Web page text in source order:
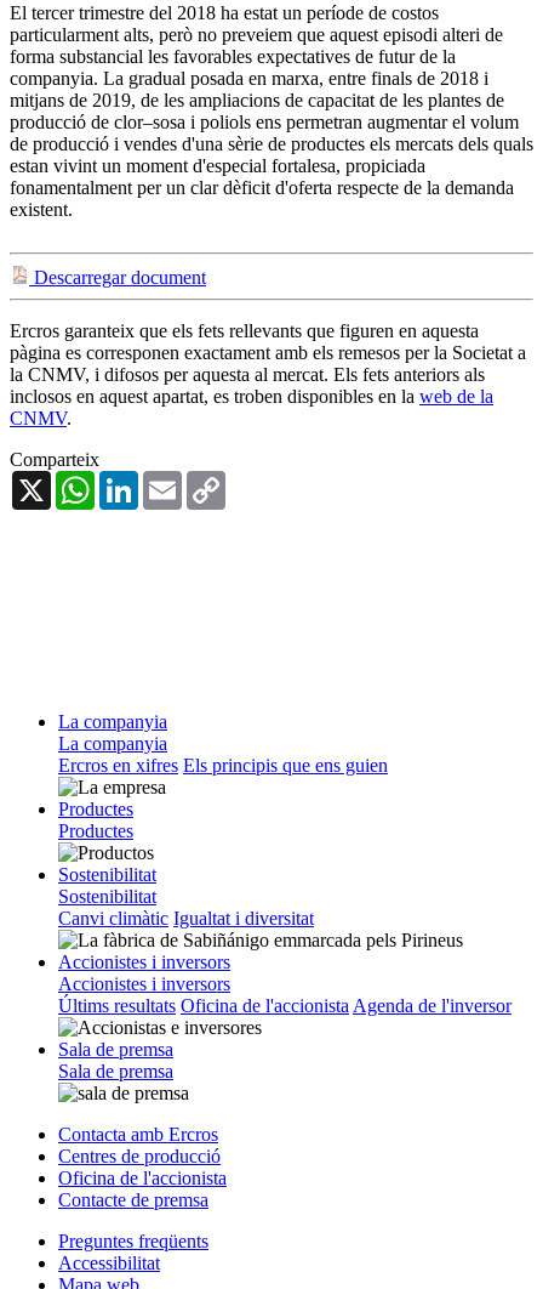
El tercer trimestre del 2018 ha estat un període de costos
particularment alts, però no preveiem que aquest episodi alteri de
forma substancial les favorables expectatives de futur de la
companyia. La gradual posada en marxa, entre finals de 2018 i
mitjans de 2019, de les ampliacions de capacitat de les plantes de
producció de clor–sosa i poliols ens permetran augmentar el volum
de producció i vendes d'una sèrie de productes els mercats dels quals
estan vivint un moment d'especial fortalesa, propiciada
fonamentalment per un clar dèficit d'oferta respecte de la demanda
existent.
Descarregar document
Ercros garanteix que els fets rellevants que figuren en aquesta
pàgina es corresponen exactament amb els remesos per la Societat a
la CNMV, i difosos per aquesta al mercat. Els fets anteriors als
inclosos en aquest apartat, es troben disponibles en la web de la
CNMV.
Comparteix
X
WhatsAppLinkedInEmail
La companyia
La companyia
Ercros en xifres Els principis que ens guien
Productes
Productes
Sostenibilitat
Sostenibilitat
Canvi climàtic Igualtat i diversitat
Accionistes i inversors
Accionistes i inversors
Últims resultats Oficina de l'accionista Agenda de l'inversor
Sala de premsa
Sala de premsa
Contacta amb Ercros
Centres de producció
Oficina de l'accionista
Contacte de premsa
Preguntes freqüents
Accessibilitat
Mapa web